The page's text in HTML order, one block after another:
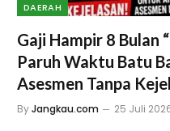
DAERAH
Gaji Hampir 8 Bulan
Paruh Waktu Batu
Asesmen Tanpa
ByJangkau.com 25 Juli